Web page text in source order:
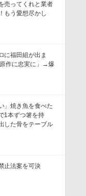
売ってくれと業者
もう愛想尽かし
に福田組が出ま
作に忠実に」→爆
」焼き魚を食べた
1本ずつ箸を持
した骨をテーブル
止法案を可決